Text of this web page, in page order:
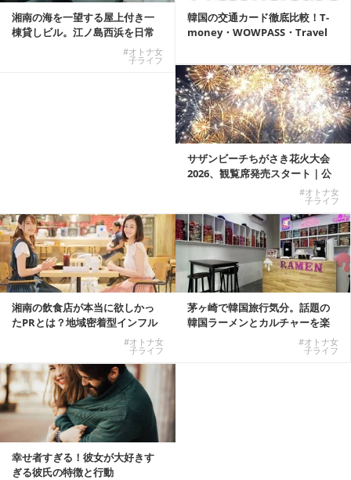
湘南の海を一望する屋上付き一
棟貸しビル。江ノ島西浜を日常
#オトナ女
子ライフ
韓国の交通カード徹底比較！T-
money・WOWPASS・Travel
サザンビーチちがさき花火大会
2026、観覧席発売スタート｜公
#オトナ女
子ライフ
湘南の飲食店が本当に欲しかっ
たPRとは？地域密着型インフル
#オトナ女
子ライフ
茅ヶ崎で韓国旅行気分。話題の
韓国ラーメンとカルチャーを楽
#オトナ女
子ライフ
幸せ者すぎる！彼女が大好きす
ぎる彼氏の特徴と行動